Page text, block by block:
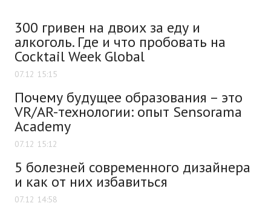
300 гривен на двоих за еду и
алкоголь. Где и что пробовать на
Cocktail Week Global
07.12 15:15
Почему будущее образования – это
VR/AR-технологии: опыт Sensorama
Academy
07.12 15:12
5 болезней современного дизайнера
и как от них избавиться
07.12 14:58